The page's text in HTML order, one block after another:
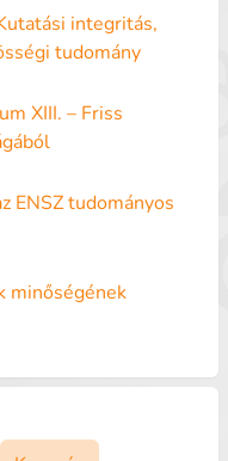
integritás,
tudomány
XIII. – Friss
ENSZ tudományos
minőségének